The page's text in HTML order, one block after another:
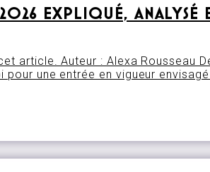
EXPLIQUÉ, ANALYSÉ
article. Auteur : Alexa Rousseau
pour une entrée en vigueur